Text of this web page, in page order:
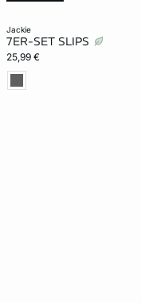
jackie
7ER-SET SLIPS
25,99 €